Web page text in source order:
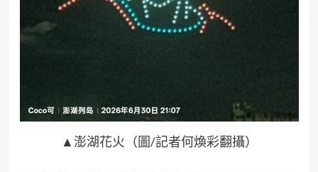
▲澎湖花火（圖/記者何煥彩翻攝）